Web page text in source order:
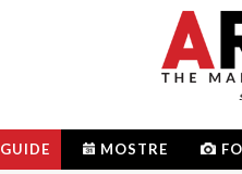
GUIDE MOSTRE